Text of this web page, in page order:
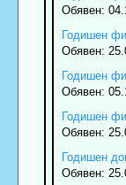
Обявен:
Годишен
Обявен:
Годишен
Обявен:
Годишен
Обявен:
Годишен
Обявен: